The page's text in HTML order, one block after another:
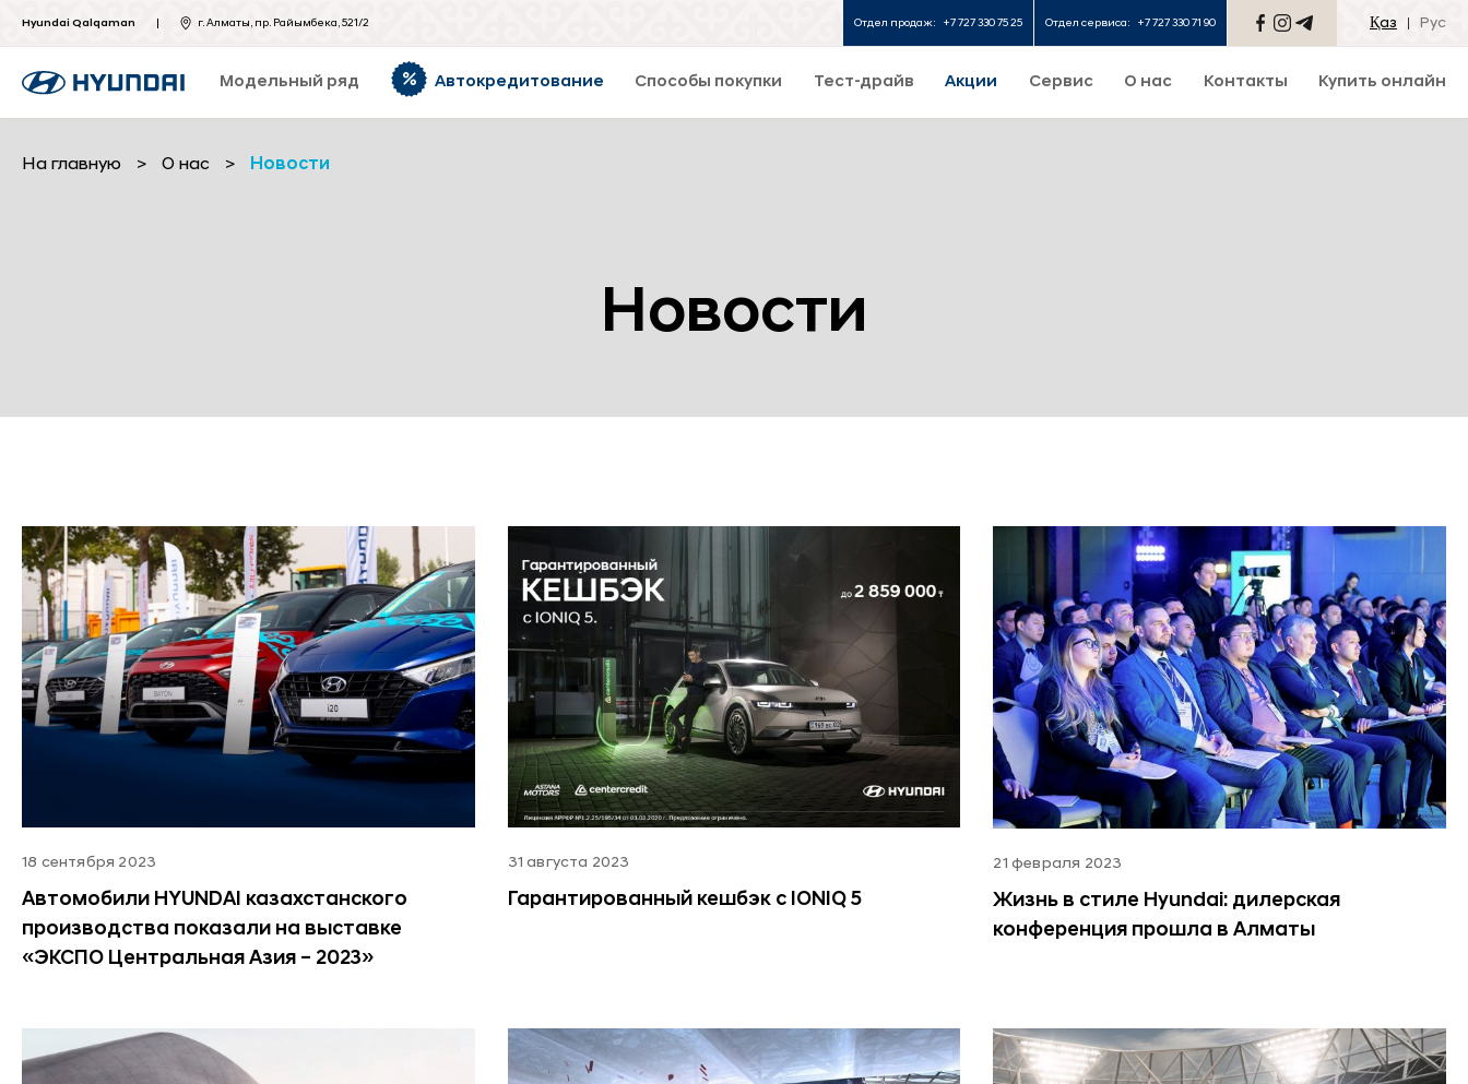
Hyundai Qalqaman г. Алматы, пр. Райымбека, 521/2 Отдел продаж: +7 727 330 75 25 Отдел сервиса: +7 727 330 71 90 Қаз Рус
Модельный ряд Автокредитование Способы покупки Тест-драйв Акции Сервис О нас Контакты Купить онлайн
На главную > О нас > Новости
Новости
18 сентября 2023
Автомобили HYUNDAI казахстанского
производства показали на выставке
«ЭКСПО Центральная Азия – 2023»
31 августа 2023
Гарантированный кешбэк с IONIQ 5
21 февраля 2023
Жизнь в стиле Hyundai: дилерская
конференция прошла в Алматы